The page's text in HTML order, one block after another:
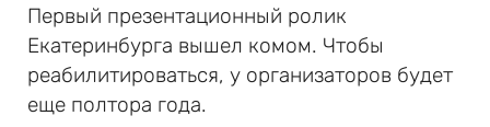
Первый презентационный ролик
Екатеринбурга вышел комом. Чтобы
реабилитироваться, у организаторов будет
еще полтора года.